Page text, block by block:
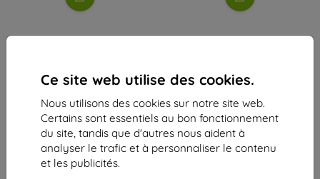
Ce site web utilise des cookies.
Nous utilisons des cookies sur notre site web.
Certains sont essentiels au bon fonctionnement
du site, tandis que d'autres nous aident à
analyser le trafic et à personnaliser le contenu
et les publicités.